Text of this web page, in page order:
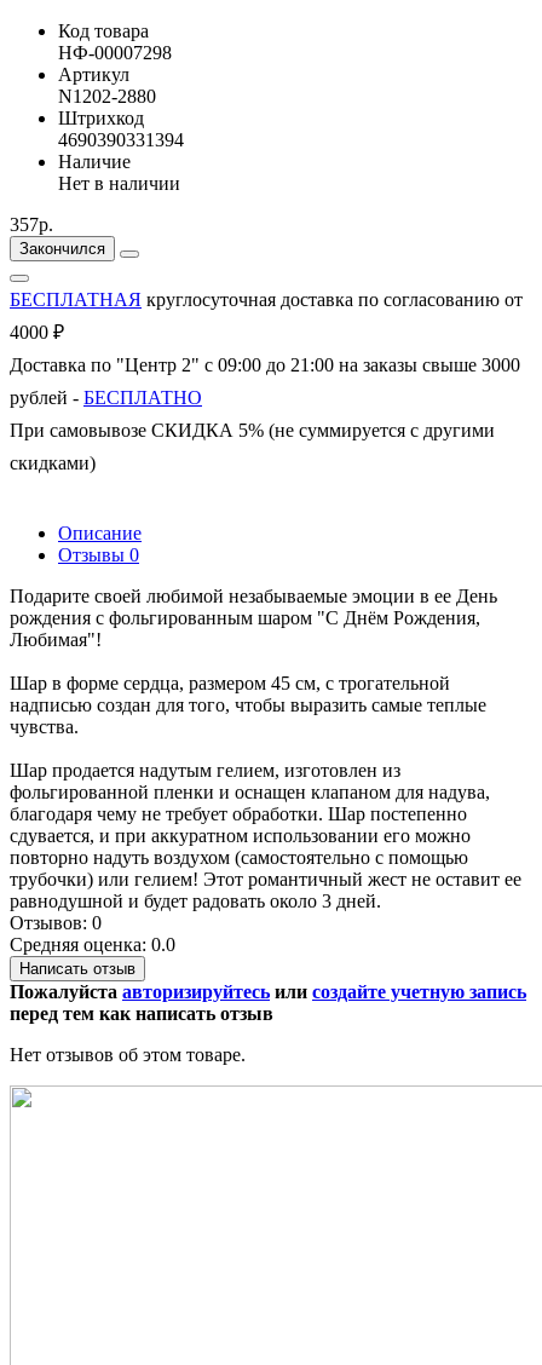
Код товара
НФ-00007298
Артикул
N1202-2880
Штрихкод
4690390331394
Наличие
Нет в наличии
357р.
Закончился
БЕСПЛАТНАЯ круглосуточная доставка по согласованию от
4000 ₽
Доставка по "Центр 2" с 09:00 до 21:00 на заказы свыше 3000
рублей - БЕСПЛАТНО
При самовывозе СКИДКА 5% (не суммируется с другими
скидками)
Описание
Отзывы 0
Подарите своей любимой незабываемые эмоции в ее День
рождения с фольгированным шаром "С Днём Рождения,
Любимая"!
Шар в форме сердца, размером 45 см, с трогательной
надписью создан для того, чтобы выразить самые теплые
чувства.
Шар продается надутым гелием, изготовлен из
фольгированной пленки и оснащен клапаном для надува,
благодаря чему не требует обработки. Шар постепенно
сдувается, и при аккуратном использовании его можно
повторно надуть воздухом (самостоятельно с помощью
трубочки) или гелием! Этот романтичный жест не оставит ее
равнодушной и будет радовать около 3 дней.
Отзывов: 0
Средняя оценка: 0.0
Написать отзыв
Пожалуйста авторизируйтесь или создайте учетную запись
перед тем как написать отзыв
Нет отзывов об этом товаре.